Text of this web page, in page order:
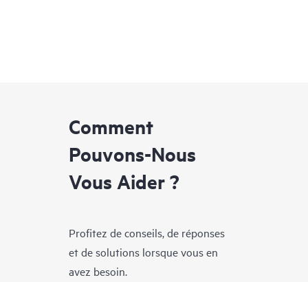
Comment
Pouvons-Nous
Vous Aider ?
Profitez de conseils, de réponses
et de solutions lorsque vous en
avez besoin.